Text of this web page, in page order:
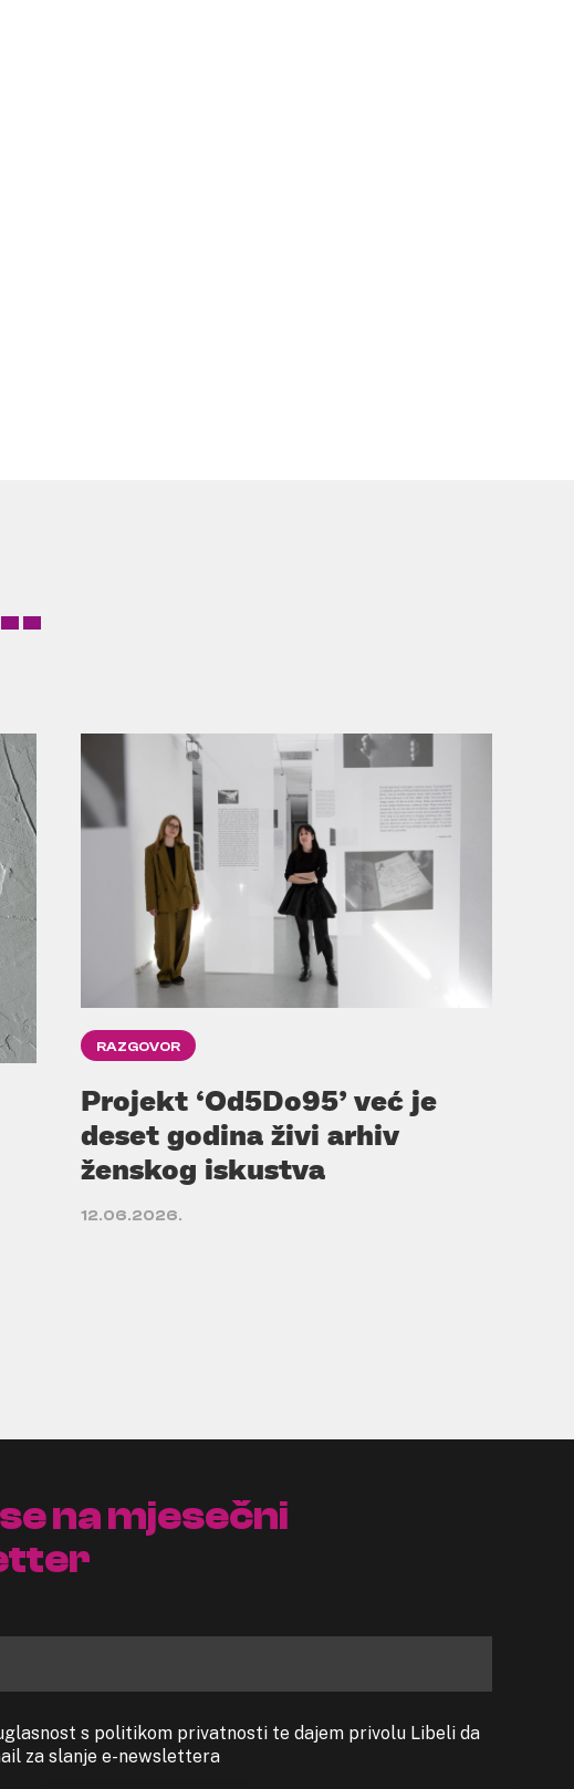
RAZGOVOR
Projekt ‘Od5Do95’ već je
deset godina živi arhiv
ženskog iskustva
12.06.2026.
na mjesečni
s politikom privatnosti te dajem privolu Libeli da
za slanje e-newslettera